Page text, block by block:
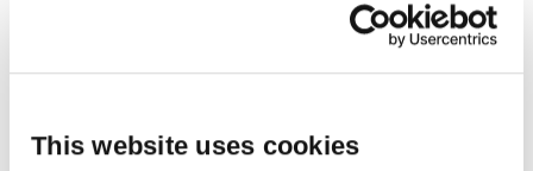
This website uses cookies
Related events